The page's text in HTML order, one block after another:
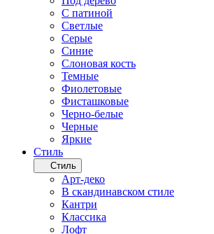
С патиной
Светлые
Серые
Синие
Слоновая кость
Темные
Фиолетовые
Фисташковые
Черно-белые
Черные
Яркие
Стиль
Стиль
Арт-деко
В скандинавском стиле
Кантри
Классика
Лофт